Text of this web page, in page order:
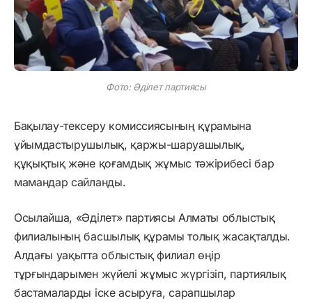
Фото: Әділет партиясы
Бақылау-тексеру комиссиясының құрамына
ұйымдастырушылық, қаржы-шаруашылық,
құқықтық және қоғамдық жұмыс тәжірибесі бар
мамандар сайланды.
Осылайша, «Әділет» партиясы Алматы облыстық
филиалының басшылық құрамы толық жасақталды.
Алдағы уақытта облыстық филиал өңір
тұрғындарымен жүйелі жұмыс жүргізіп, партиялық
бастамаларды іске асыруға, сарапшылар